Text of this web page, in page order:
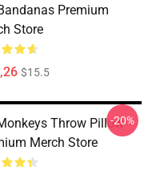
Premium
Store
$15.5
Throw Pillow
Merch Store
-20%